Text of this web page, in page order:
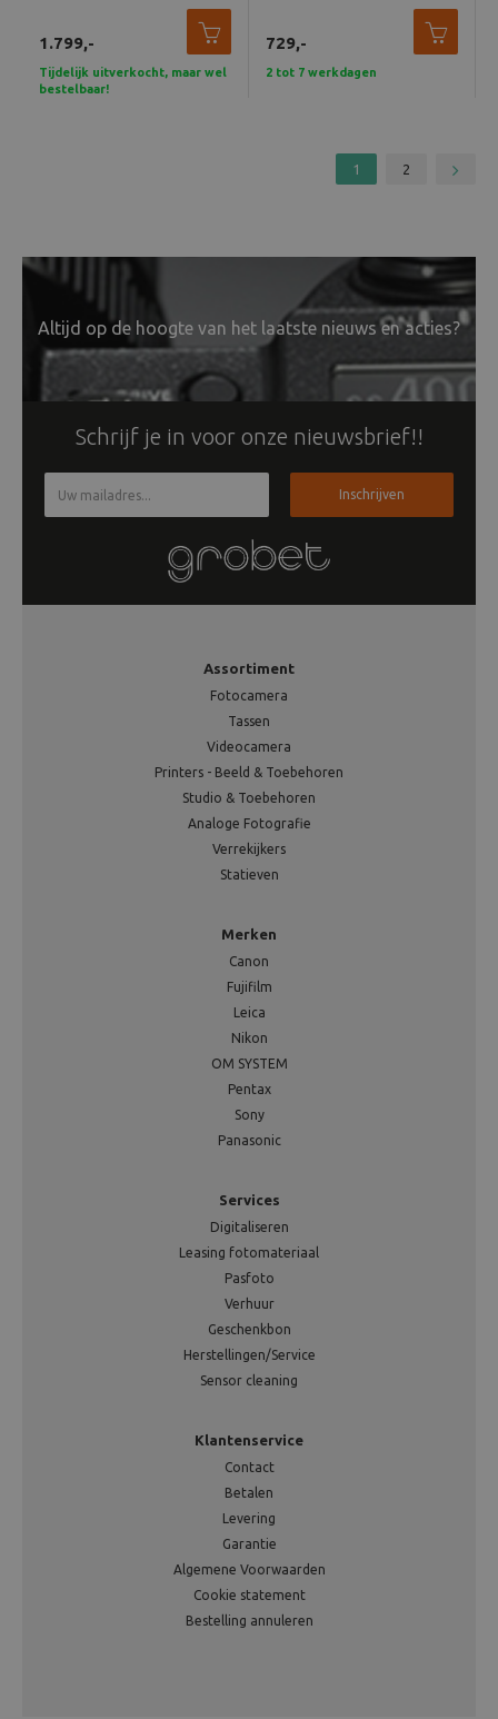
1.799,-
Tijdelijk uitverkocht, maar wel
bestelbaar!
729,-
2 tot 7 werkdagen
1 2
Altijd op de hoogte van het laatste nieuws en acties?
Schrijf je in voor onze nieuwsbrief!!
Inschrijven
Assortiment
Fotocamera
Tassen
Videocamera
Printers - Beeld & Toebehoren
Studio & Toebehoren
Analoge Fotografie
Verrekijkers
Statieven
Merken
Canon
Fujifilm
Leica
Nikon
OM SYSTEM
Pentax
Sony
Panasonic
Services
Digitaliseren
Leasing fotomateriaal
Pasfoto
Verhuur
Geschenkbon
Herstellingen/Service
Sensor cleaning
Klantenservice
Contact
Betalen
Levering
Garantie
Algemene Voorwaarden
Cookie statement
Bestelling annuleren